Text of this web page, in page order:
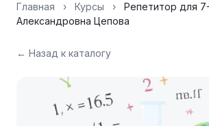
Главная › Курсы ›
Репетитор для 7-
Александровна Цепова
← Назад к каталогу